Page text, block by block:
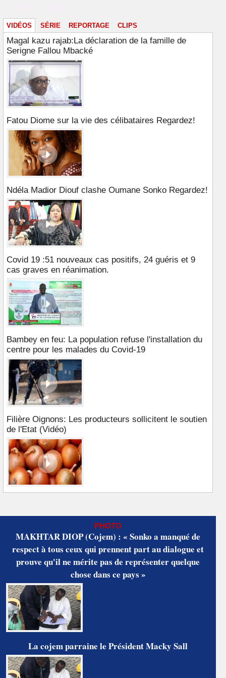
VIDÉOS SÉRIE REPORTAGE CLIPS
Magal kazu rajab:La déclaration de la famille de
Serigne Fallou Mbacké
Fatou Diome sur la vie des célibataires Regardez!
Ndéla Madior Diouf clashe Oumane Sonko Regardez!
Covid 19 :51 nouveaux cas positifs, 24 guéris et 9
cas graves en réanimation.
Bambey en feu: La population refuse l'installation du
centre pour les malades du Covid-19
Filière Oignons: Les producteurs sollicitent le soutien
de l'Etat (Vidéo)
PHOTO
MAKHTAR DIOP (Cojem) : « Sonko a manqué de
respect à tous ceux qui prennent part au dialogue et
prouve qu'il ne mérite pas de représenter quelque
chose dans ce pays »
La cojem parraine le Président Macky Sall